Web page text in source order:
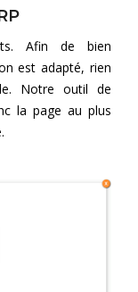
Afin de bien
est adapté, rien
Notre outil de
la page au plus